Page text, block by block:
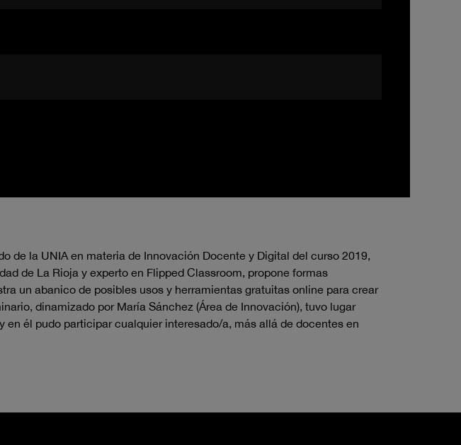
de la UNIA en materia de Innovación Docente y Digital del curso 2019,
de La Rioja y experto en Flipped Classroom, propone formas
un abanico de posibles usos y herramientas gratuitas online para crear
dinamizado por María Sánchez (Área de Innovación), tuvo lugar
él pudo participar cualquier interesado/a, más allá de docentes en